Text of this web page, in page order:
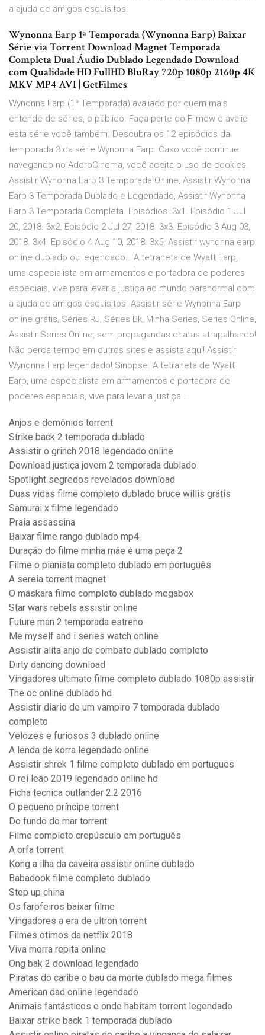
a ajuda de amigos esquisitos.
Wynonna Earp 1ª Temporada (Wynonna Earp) Baixar
Série via Torrent Download Magnet Temporada
Completa Dual Áudio Dublado Legendado Download
com Qualidade HD FullHD BluRay 720p 1080p 2160p 4K
MKV MP4 AVI | GetFilmes
Wynonna Earp (1ª Temporada) avaliado por quem mais
entende de séries, o público. Faça parte do Filmow e avalie
esta série você também. Descubra os 12 episódios da
temporada 3 da série Wynonna Earp. Caso você continue
navegando no AdoroCinema, você aceita o uso de cookies.
Assistir Wynonna Earp 3 Temporada Online, Assistir Wynonna
Earp 3 Temporada Dublado e Legendado, Assistir Wynonna
Earp 3 Temporada Completa. Episódios. 3x1. Episódio 1 Jul
20, 2018. 3x2. Episódio 2 Jul 27, 2018. 3x3. Episódio 3 Aug 03,
2018. 3x4. Episódio 4 Aug 10, 2018. 3x5. Assistir wynonna earp
online dublado ou legendado… A tetraneta de Wyatt Earp,
uma especialista em armamentos e portadora de poderes
especiais, vive para levar a justiça ao mundo paranormal com
a ajuda de amigos esquisitos. Assistir série Wynonna Earp
online grátis, Séries RJ, Séries Bk, Minha Series, Series Online,
Assistir Series Online, sem propagandas chatas atrapalhando!
Não perca tempo em outros sites e assista aqui! Assistir
Wynonna Earp legendado! Sinopse. A tetraneta de Wyatt
Earp, uma especialista em armamentos e portadora de
poderes especiais, vive para levar a justiça …
Anjos e demônios torrent
Strike back 2 temporada dublado
Assistir o grinch 2018 legendado online
Download justiça jovem 2 temporada dublado
Spotlight segredos revelados download
Duas vidas filme completo dublado bruce willis grátis
Samurai x filme legendado
Praia assassina
Baixar filme rango dublado mp4
Duração do filme minha mãe é uma peça 2
Filme o pianista completo dublado em português
A sereia torrent magnet
O máskara filme completo dublado megabox
Star wars rebels assistir online
Future man 2 temporada estreno
Me myself and i series watch online
Assistir alita anjo de combate dublado completo
Dirty dancing download
Vingadores ultimato filme completo dublado 1080p assistir
The oc online dublado hd
Assistir diario de um vampiro 7 temporada dublado
completo
Velozes e furiosos 3 dublado online
A lenda de korra legendado online
Assistir shrek 1 filme completo dublado em portugues
O rei leão 2019 legendado online hd
Ficha tecnica outlander 2.2 2016
O pequeno príncipe torrent
Do fundo do mar torrent
Filme completo crepúsculo em português
A orfa torrent
Kong a ilha da caveira assistir online dublado
Babadook filme completo dublado
Step up china
Os farofeiros baixar filme
Vingadores a era de ultron torrent
Filmes otimos da netflix 2018
Viva morra repita online
Ong bak 2 download legendado
Piratas do caribe o bau da morte dublado mega filmes
American dad online legendado
Animais fantásticos e onde habitam torrent legendado
Baixar strike back 1 temporada dublado